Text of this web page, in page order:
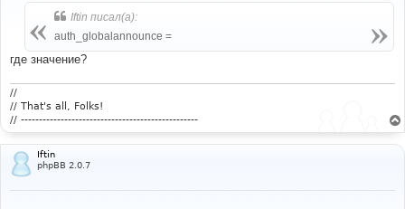
е
Iftin писал(а):
auth_globalannounce =
где значение?
//
// That's all, Folks!
// -------------------------------------------------
Iftin
phpBB 2.0.7